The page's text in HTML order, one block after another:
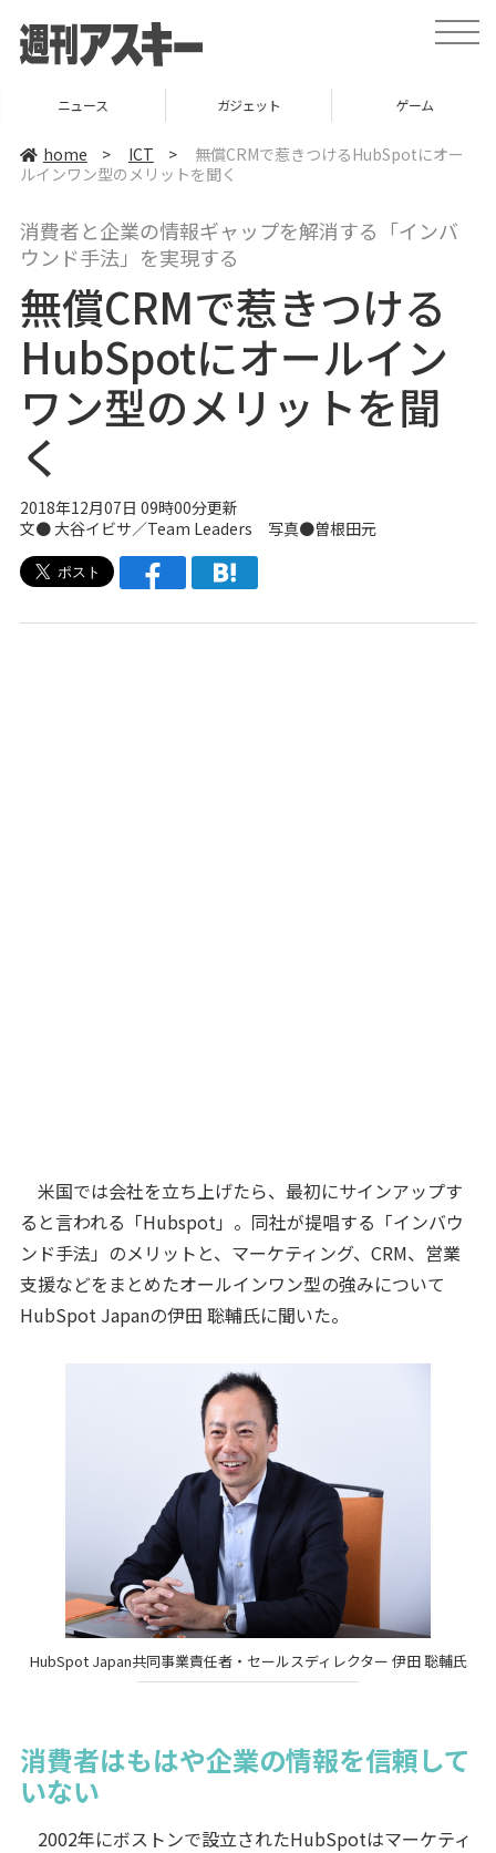
t
o
v
t
i
ニュース ガジェット ゲーム
home > ICT >
無償CRMで惹きつけるHubSpotにオー
ルインワン型のメリットを聞く
消費者と企業の情報ギャップを解消する「インバ
ウンド手法」を実現する
無償CRMで惹きつける
HubSpotにオールイン
ワン型のメリットを聞
く
2018年12月07日 09時00分更新
文● 大谷イビサ／Team Leaders 写真●曽根田元
米国では会社を立ち上げたら、最初にサインアップす
ると言われる「Hubspot」。同社が提唱する「インバウ
ンド手法」のメリットと、マーケティング、CRM、営業
支援などをまとめたオールインワン型の強みについて
HubSpot Japanの伊田 聡輔氏に聞いた。
HubSpot Japan共同事業責任者・セールスディレクター 伊田 聡輔氏
消費者はもはや企業の情報を信頼して
いない
2002年にボストンで設立されたHubSpotはマーケティ